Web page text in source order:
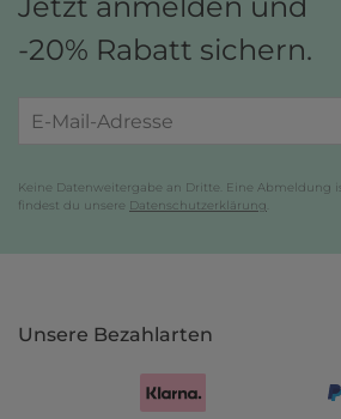
-20% Rabatt sichern.
Keine Datenweitergabe an Dritte. Eine Abmeldung
findest du unsere Datenschutzerklärung
Unsere Bezahlarten